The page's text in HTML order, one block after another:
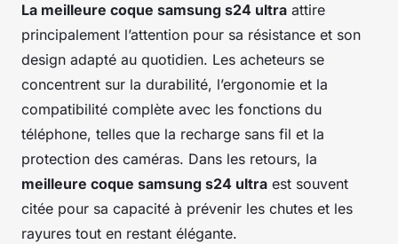
La meilleure coque samsung s24 ultra attire
principalement l’attention pour sa résistance et son
design adapté au quotidien. Les acheteurs se
concentrent sur la durabilité, l’ergonomie et la
compatibilité complète avec les fonctions du
téléphone, telles que la recharge sans fil et la
protection des caméras. Dans les retours, la
meilleure coque samsung s24 ultra est souvent
citée pour sa capacité à prévenir les chutes et les
rayures tout en restant élégante.